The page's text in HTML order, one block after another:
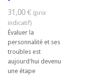
31,00 €
Évaluer la
personnalité et ses
troubles est
aujourd'hui devenu
une étape